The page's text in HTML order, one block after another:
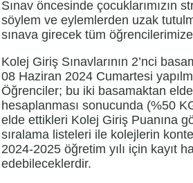
Sınav öncesinde çocuklarımızın
söylem ve eylemlerden uzak
sınava girecek tüm
Kolej Giriş Sınavlarının 2’nci
08 Haziran 2024 Cumartesi
Öğrenciler; bu iki basamaktan
hesaplanması sonucunda (%50
elde ettikleri Kolej Giriş Puanına
sıralama listeleri ile kolejlerin
2024-2025 öğretim yılı için kayıt
edebileceklerdir.